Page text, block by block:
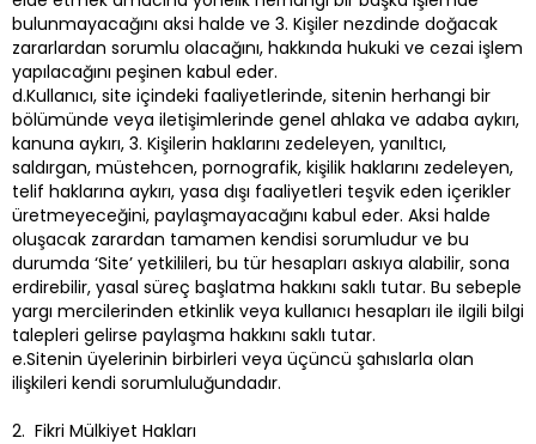
bulunmayacağını aksi halde ve 3. Kişiler nezdinde doğacak
zararlardan sorumlu olacağını, hakkında hukuki ve cezai işlem
yapılacağını peşinen kabul eder.
d.Kullanıcı, site içindeki faaliyetlerinde, sitenin herhangi bir
bölümünde veya iletişimlerinde genel ahlaka ve adaba aykırı,
kanuna aykırı, 3. Kişilerin haklarını zedeleyen, yanıltıcı,
saldırgan, müstehcen, pornografik, kişilik haklarını zedeleyen,
telif haklarına aykırı, yasa dışı faaliyetleri teşvik eden içerikler
üretmeyeceğini, paylaşmayacağını kabul eder. Aksi halde
oluşacak zarardan tamamen kendisi sorumludur ve bu
durumda ‘Site’ yetkilileri, bu tür hesapları askıya alabilir, sona
erdirebilir, yasal süreç başlatma hakkını saklı tutar. Bu sebeple
yargı mercilerinden etkinlik veya kullanıcı hesapları ile ilgili bilgi
talepleri gelirse paylaşma hakkını saklı tutar.
e.Sitenin üyelerinin birbirleri veya üçüncü şahıslarla olan
ilişkileri kendi sorumluluğundadır.
2. Fikri Mülkiyet Hakları